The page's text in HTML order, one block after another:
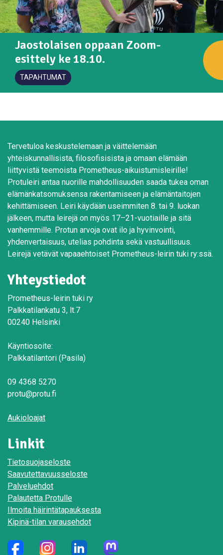
Jaostolaisen oppaan Zoom-
esittely ke 18.10.
TAPAHTUMAT
Tervetuloa keskustelemaan ja väittelemään
yhteiskunnallisista, filosofisisista ja omaan elämään
liittyvistä teemoista Prometheus-aikuistumisleirille!
Protuleiri antaa nuorille mahdollisuuden saada tukea oman
elämänkatsomuksensa rakentamiseen ja elämäntaitojen
kehittämiseen. Leiri käydään useimmiten 8. tai 9. luokan
jälkeen, mutta leirejä on myös 17–21-vuotiaille ja sitä
vanhemmille. Protun arvoja ovat ilo ja hyvinvointi,
yhdenvertaisuus, utelias pohdinta sekä vastuullisuus.
Leirejä vetävät vapaaehtoiset Prometheus-leirin tuki ry:ssä.
Yhteystiedot
Prometheus-leirin tuki ry
Palkkatilankatu 3, lt.7
00240 Helsinki
Käyntiosoite:
Palkkatilantori (Pasila)
09 4368 5270
protu@protu.fi
Aukioloajat
Linkit
Tietosuojaseloste
Saavutettavuusseloste
Palveluehdot
Palautetta Protulle
Ilmoita häirintätapauksesta
Kipinä-tilan varausehdot